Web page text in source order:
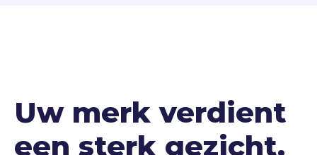
Uw merk verdient
een sterk gezicht.